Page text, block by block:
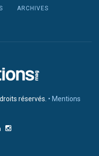
ARCHIVES
réservés. • Mentions